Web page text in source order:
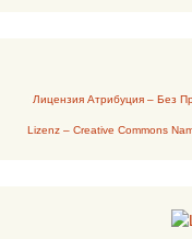
Лицензия Атрибуция – Без
Lizenz – Creative Commons